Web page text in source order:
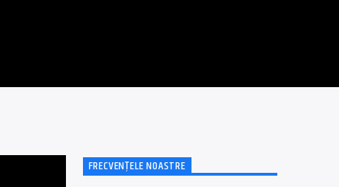
FRECVENȚELE NOASTRE